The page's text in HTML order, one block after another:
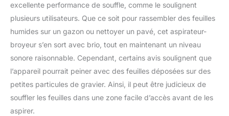
excellente performance de souffle, comme le soulignent
plusieurs utilisateurs. Que ce soit pour rassembler des feuilles
humides sur un gazon ou nettoyer un pavé, cet aspirateur-
broyeur s’en sort avec brio, tout en maintenant un niveau
sonore raisonnable. Cependant, certains avis soulignent que
l’appareil pourrait peiner avec des feuilles déposées sur des
petites particules de gravier. Ainsi, il peut être judicieux de
souffler les feuilles dans une zone facile d’accès avant de les
aspirer.